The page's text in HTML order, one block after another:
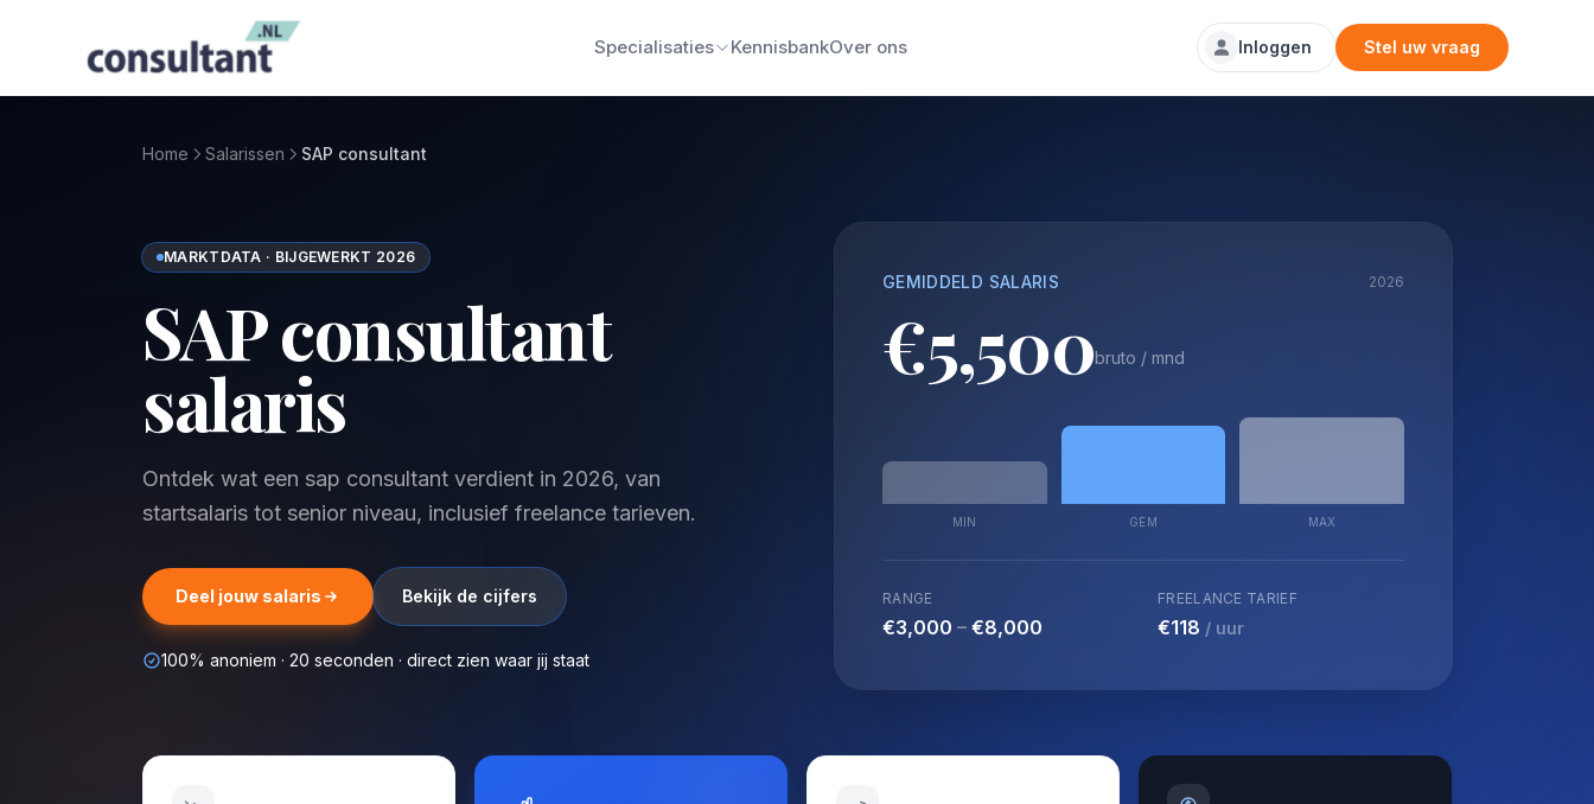
Specialisaties KennisbankOver ons Inloggen Stel uw vraag
Home Salarissen SAP consultant
MARKTDATA · BIJGEWERKT 2026
SAP consultant
salaris
Ontdek wat een sap consultant verdient in 2026, van
startsalaris tot senior niveau, inclusief freelance tarieven.
Deel jouw salaris Bekijk de cijfers
100% anoniem · 20 seconden · direct zien waar jij staat
GEMIDDELD SALARIS 2026
€5,500bruto / mnd
MIN GEM MAX
RANGE
€3,000 – €8,000
FREELANCE TARIEF
€118 / uur